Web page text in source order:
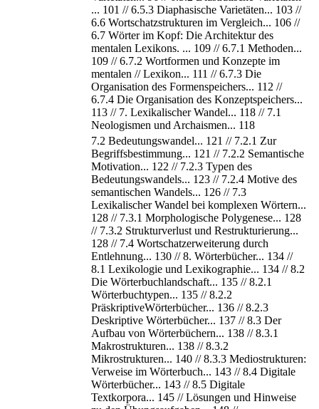
... 101 // 6.5.3 Diaphasische Varietäten... 103 //
6.6 Wortschatzstrukturen im Vergleich... 106 //
6.7 Wörter im Kopf: Die Architektur des
mentalen Lexikons. ... 109 // 6.7.1 Methoden...
109 // 6.7.2 Wortformen und Konzepte im
mentalen // Lexikon... 111 // 6.7.3 Die
Organisation des Formenspeichers... 112 //
6.7.4 Die Organisation des Konzeptspeichers...
113 // 7. Lexikalischer Wandel... 118 // 7.1
Neologismen und Archaismen... 118
7.2 Bedeutungswandel... 121 // 7.2.1 Zur
Begriffsbestimmung... 121 // 7.2.2 Semantische
Motivation... 122 // 7.2.3 Typen des
Bedeutungswandels... 123 // 7.2.4 Motive des
semantischen Wandels... 126 // 7.3
Lexikalischer Wandel bei komplexen Wörtern...
128 // 7.3.1 Morphologische Polygenese... 128
// 7.3.2 Strukturverlust und Restrukturierung...
128 // 7.4 Wortschatzerweiterung durch
Entlehnung... 130 // 8. Wörterbücher... 134 //
8.1 Lexikologie und Lexikographie... 134 // 8.2
Die Wörterbuchlandschaft... 135 // 8.2.1
Wörterbuchtypen... 135 // 8.2.2
PräskriptiveWörterbücher... 136 // 8.2.3
Deskriptive Wörterbücher... 137 // 8.3 Der
Aufbau von Wörterbüchern... 138 // 8.3.1
Makrostrukturen... 138 // 8.3.2
Mikrostrukturen... 140 // 8.3.3 Mediostrukturen:
Verweise im Wörterbuch... 143 // 8.4 Digitale
Wörterbücher... 143 // 8.5 Digitale
Textkorpora... 145 // Lösungen und Hinweise